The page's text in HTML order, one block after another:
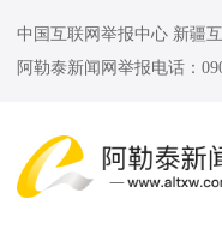
中国互联网举报中心 新疆
阿勒泰新闻网举报电话：